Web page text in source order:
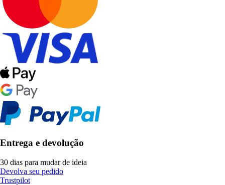
Entrega e devolução
30 dias para mudar de ideia
Devolva seu pedido
Trustpilot